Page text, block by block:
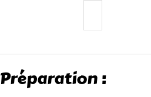
Préparation :